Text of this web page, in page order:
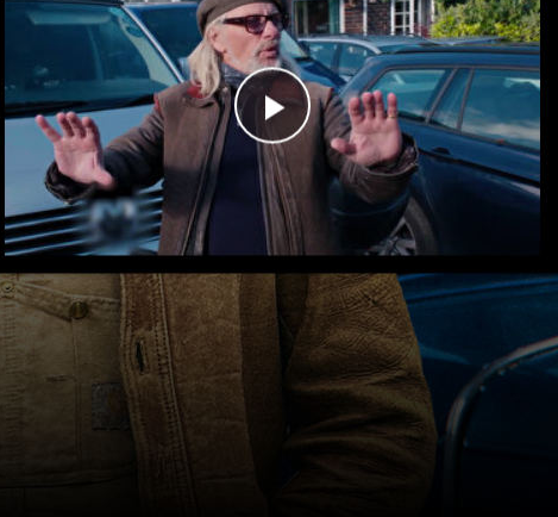
Videoyu
Oynat